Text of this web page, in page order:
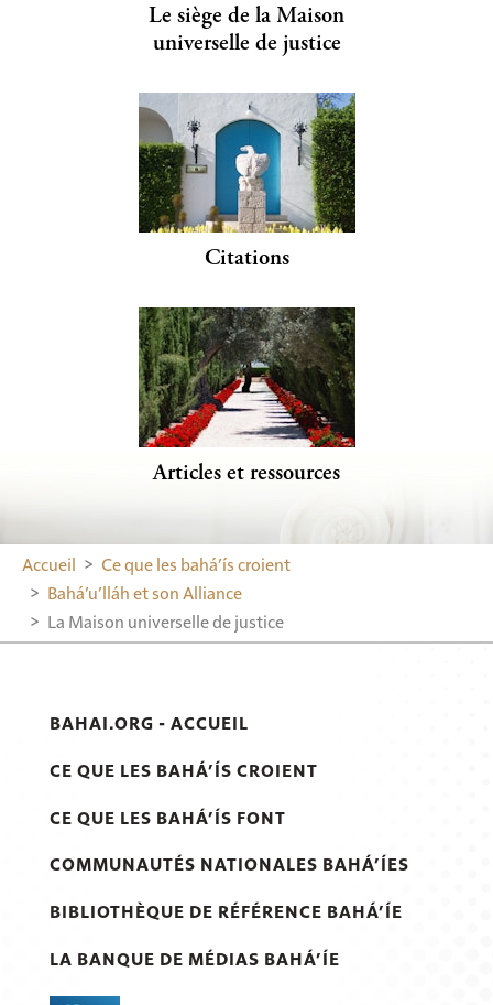
Le siège de la Maison
universelle de justice
Citations
Articles et ressources
Accueil
Ce que les bahá’ís croient
Bahá’u’lláh et son Alliance
La Maison universelle de justice
BAHAI.ORG - ACCUEIL
CE QUE LES BAHÁ’ÍS CROIENT
CE QUE LES BAHÁ’ÍS FONT
COMMUNAUTÉS NATIONALES BAHÁ’ÍES
BIBLIOTHÈQUE DE RÉFÉRENCE BAHÁ’ÍE
LA BANQUE DE MÉDIAS BAHÁ’ÍE